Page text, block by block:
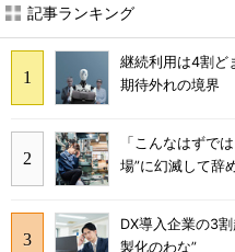
記事ランキング
継続利用は4割
期待外れの境界
「こんなはずで
場”に幻滅して辞
DX導入企業の3
製化のわな”